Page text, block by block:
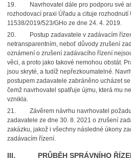
19. Navrhovatel dále pro podporu své
rozhodovací praxi Úřadu a cituje rozhodnutí
11538/2019/523/GHo ze dne 24. 4. 2019.
20. Postup zadavatele v zadávacím
netransparentním, neboť důvody zrušení
oznámení o zrušení zadávacího řízení
věci, a proto jako takové nemohou obstát.
jsou skryté, a tudíž nepřezkoumatelné.
postupem zadavatele zabráněno ucházet
čemž navrhovatel spatřuje újmu, která mu
vznikla.
21. Závěrem návrhu navrhovatel
zadavatele ze dne 30. 8. 2021 o zrušení
zakázku, jakož i všechny následné úkony
zadávacím řízení.
III. PRŮBĚH SPRÁVNÍHO